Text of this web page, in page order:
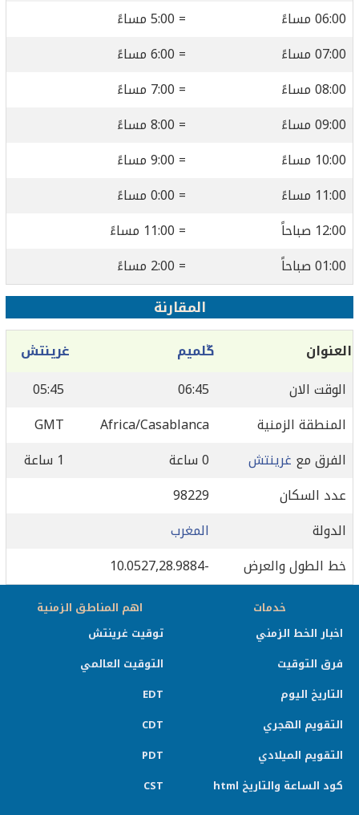
06:00 مساءً
= 5:00 مساءً
07:00 مساءً
= 6:00 مساءً
08:00 مساءً
= 7:00 مساءً
09:00 مساءً
= 8:00 مساءً
10:00 مساءً
= 9:00 مساءً
11:00 مساءً
= 0:00 مساءً
12:00 صباحاً
= 11:00 مساءً
01:00 صباحاً
= 2:00 مساءً
المقارنة
العنوان ڭلميم
غرينتش
الوقت الان
06:45
05:45
المنطقة الزمنية
Africa/Casablanca
GMT
الفرق مع غرينتش 0 ساعة
1 ساعة
عدد السكان
98229
الدولة
المغرب
خط الطول والعرض
-10.0527,28.9884
خدمات
اخبار الخط الزمني
فرق التوقيت
التاريخ اليوم
التقويم الهجري
التقويم الميلادي
كود الساعة والتاريخ html
اهم المناطق الزمنية
توقيت غرينتش
التوقيت العالمي
EDT
CDT
PDT
CST